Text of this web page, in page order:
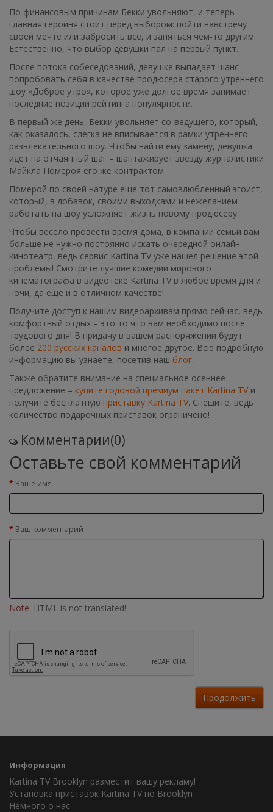
По финансовым причинам Бекки увольняют, и теперь
главная героиня стоит перед выбором: пойти навстречу
своей мечте или забросить все, и заняться чем-то другим.
Естественно, что выбор девушки пал на первый пункт.
После потока собеседований, девушке выпадает шанс
попробовать себя в качестве продюсера старого утреннего
шоу «Доброе утро», которое уже долгое время занимает
последние позиции рейтинга популярности.
В первый же день, Бекки увольняет со-ведущего, который,
как оказалось, слегка не вписывается в рамки утреннего
развлекательного шоу. Чтобы найти ему замену, девушка
идет на отчаянный шаг – шантажирует звезду журналистики
Майкла Помероя его же контрактом.
Померой по своей натуре еще тот самовлюбленный эгоист,
который, в добавок, своими выходками и нежеланием
работать на шоу усложняет жизнь новому продюсеру.
Чтобы весело провести время дома, в компании семьи вам
больше не нужно постоянно искать очередной онлайн-
кинотеатр, ведь сервис Kartina TV уже нашел решение этой
проблемы! Смотрите лучшие комедии мирового
кинематографа в видеотеке Kartina TV в любое время дня и
ночи, да еще и в отличном качестве!
Получите доступ к нашим видеоархивам прямо сейчас, ведь
комфортный отдых – это то что вам необходимо после
трудового дня! В придачу в вашем распоряжении будут
более 200 русских каналов и многое другое. Всю подробную
информацию вы узнаете, посетив наш блог.
Также обратите внимание на специальное осеннее
предложение – купите годовой премиум пакет Kartina TV и
получите бесплатную приставку Kartina TV. Спешите, ведь
количество подарочных приставок ограничено!
Комментарии(0)
Оставьте свой комментарий
Ваше имя
Ваш комментарий
Note: HTML is not translated!
Продолжить
Информация
Kartina TV Brooklyn разместит вашу рекламу!
Установка приставок Kartina TV по Brooklyn
Немного о нас